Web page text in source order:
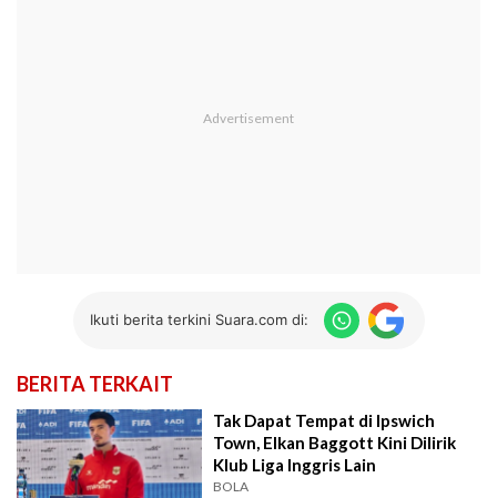
Ikuti berita terkini Suara.com di:
BERITA TERKAIT
Tak Dapat Tempat di Ipswich
Town, Elkan Baggott Kini Dilirik
Klub Liga Inggris Lain
BOLA